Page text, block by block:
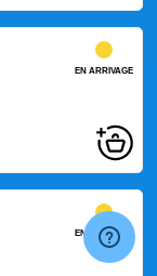
EN ARRIVAGE
EN ARRIVAGE